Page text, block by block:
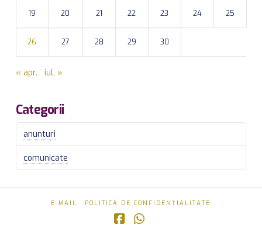
19 20 21 22 23 24 25
26 27 28 29 30
« apr. iul. »
Categorii
anunturi
comunicate
E-MAIL POLITICĂ DE CONFIDENȚIALITATE